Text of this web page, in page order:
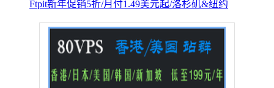
Ftpit新年促销5折/月付1.49美元起/洛杉矶&纽约